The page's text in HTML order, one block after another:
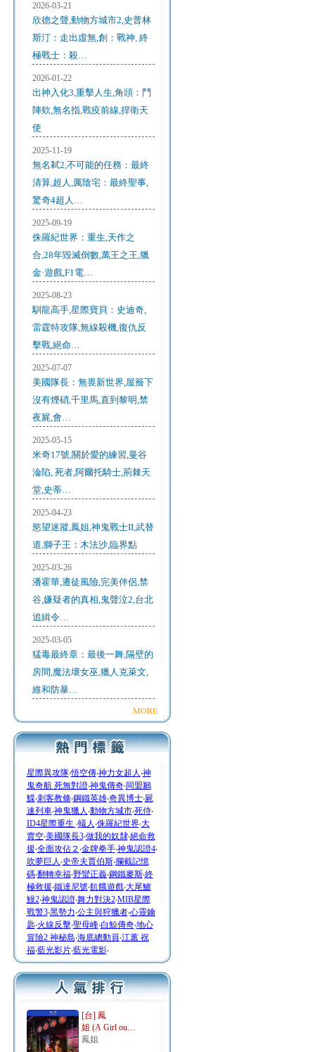
2026-03-21
欣德之聲,動物方城市2,史普林
斯汀：走出虛無,創：戰神, 終
極戰士：殺…
2026-01-22
出神入化3,重擊人生,角頭：鬥
陣欸,無名指,戰疫前線,捍衛天
使
2025-11-19
無名弒2,不可能的任務：最終
清算,超人,厲陰宅：最終聖事,
驚奇4超人…
2025-09-19
侏羅紀世界：重生,天作之
合,28年毀滅倒數,萬王之王,獵
金·遊戲,F1電…
2025-08-23
馴龍高手,星際寶貝：史迪奇,
雷霆特攻隊,無線殺機,復仇反
擊戰,絕命…
2025-07-07
美國隊長：無畏新世界,屋簷下
沒有煙硝,千里馬,直到黎明,禁
夜屍,會…
2025-05-15
米奇17號,關於愛的練習,曼谷
淪陷, 死者,阿爾托騎士,荊棘天
堂,史蒂…
2025-04-23
慾望迷蹤,鳳姐,神鬼戰士II,武替
道,獅子王：木法沙,臨界點
2025-03-26
潘霍華,遷徒風險,完美伴侶,禁
谷,嫌疑者的真相,鬼聲泣2,台北
追緝令…
2025-03-05
猛毒最終章：最後一舞,隔壁的
房間,魔法壞女巫,獵人克萊文,
維和防暴…
MORE
星際異攻隊‧悟空傳‧神力女超人 ‧神
鬼奇航 死無對證‧神鬼傳奇‧同盟鶼
鰈‧刺客教條‧鋼鐵英雄‧奇異博士‧屍
速列車‧神鬼獵人 ‧動物方城市‧死侍‧
ID4星際重生 ‧蟻人 ‧侏羅紀世界‧大
賣空‧美國隊長3‧做我的奴隸‧絕命救
援‧全面攻佔２ ‧金牌拳手‧神鬼認證4‧
吹夢巨人 ‧史帝夫賈伯斯‧攔截記憶
碼‧翻轉幸福‧野蠻正義‧鋼鐵麥斯‧終
極救援‧鐵達尼號‧飢餓遊戲‧大尾鱸
鰻2‧神鬼認證‧舞力對決2‧MIB星際
戰警3‧黑勢力‧公主與狩獵者‧心靈鑰
匙‧火線反擊‧聖母峰‧白鯨傳奇‧地心
冒險2 神秘島‧海底總動員‧江蕙 祝
福‧藍光影片‧藍光電影‧
[台] 鳳
姐 (A Girl ou…
鳳姐